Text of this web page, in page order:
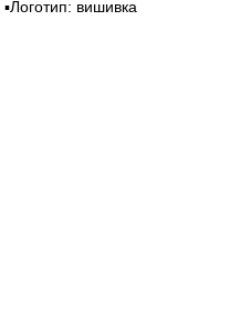
▪️Логотип: вишивка